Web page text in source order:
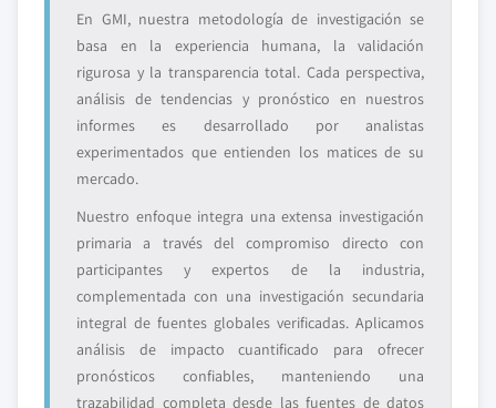
En GMI, nuestra metodología de investigación se
basa en la experiencia humana, la validación
rigurosa y la transparencia total. Cada perspectiva,
análisis de tendencias y pronóstico en nuestros
informes es desarrollado por analistas
experimentados que entienden los matices de su
mercado.
Nuestro enfoque integra una extensa investigación
primaria a través del compromiso directo con
participantes y expertos de la industria,
complementada con una investigación secundaria
integral de fuentes globales verificadas. Aplicamos
análisis de impacto cuantificado para ofrecer
pronósticos confiables, manteniendo una
trazabilidad completa desde las fuentes de datos